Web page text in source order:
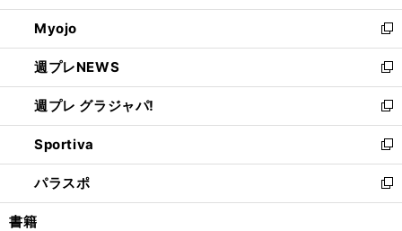
開
く
ウ
で
開
く
ン
ド
ウ
で
開
く
ウ
ィ
ン
ド
ウ
で
開
く
Myojo
新
し
い
ウ
ィ
ン
ド
ウ
で
開
週プレNEWS
新
し
い
ウ
ィ
ン
ド
ウ
週プレ グラジャパ!
新
し
い
ウ
ィ
ン
Sportiva
新
し
い
ウ
パラスポ
新
し
書籍